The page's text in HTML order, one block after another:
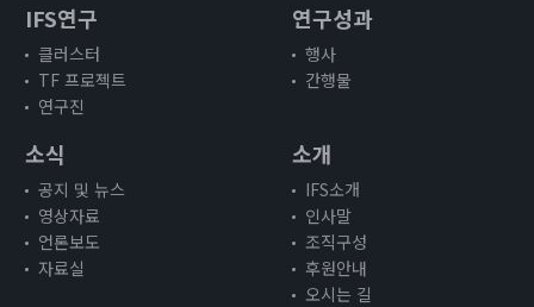
명예원장(2021.12~2025.12)
원장인사말
조직구성
오시는 길
IFS연구
클러스터
TF 프로젝트
연구진
연구성과
행사
간행물
소식
공지 및 뉴스
영상자료
언론보도
자료실
소개
IFS소개
인사말
조직구성
후원안내
오시는 길